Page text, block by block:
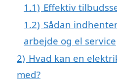
1.1) Effektiv
1.2) Sådan
arbejde og el service
2) Hvad kan en
med?